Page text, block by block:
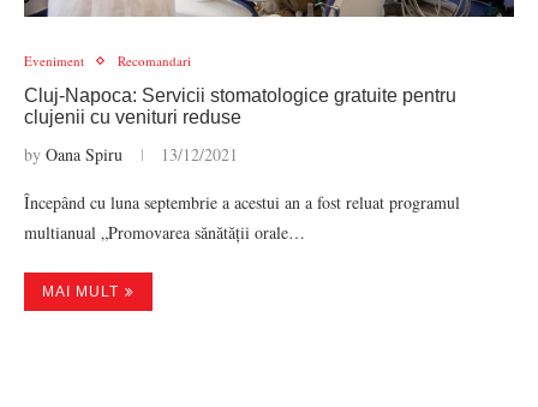
Eveniment Recomandari
Cluj-Napoca: Servicii stomatologice gratuite pentru
clujenii cu venituri reduse
by Oana Spiru 13/12/2021
Începând cu luna septembrie a acestui an a fost reluat programul
multianual „Promovarea sănătății orale…
MAI MULT